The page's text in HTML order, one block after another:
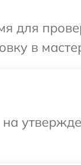
для
в